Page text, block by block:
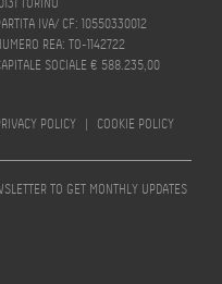
IVA/ CF: 10550330012
REA: TO-1142722
SOCIALE € 588.235,00
POLICY | COOKIE POLICY
TO GET MONTHLY UPDATES